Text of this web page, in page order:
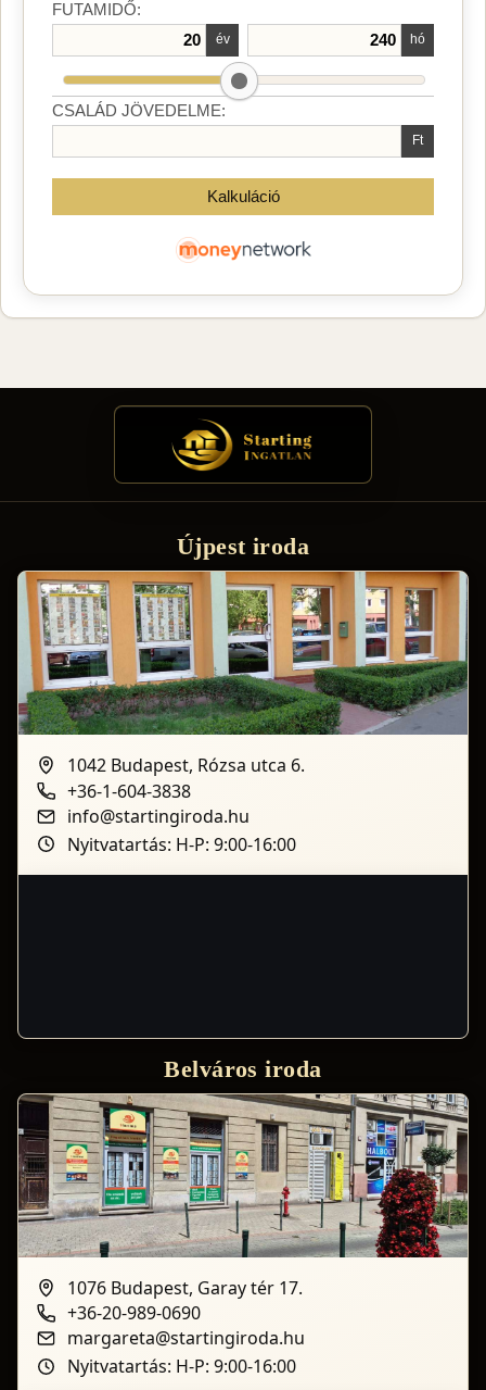
Újpest iroda
1042 Budapest, Rózsa utca 6.
+36-1-604-3838
info@startingiroda.hu
Nyitvatartás: H-P: 9:00-16:00
Belváros iroda
1076 Budapest, Garay tér 17.
+36-20-989-0690
margareta@startingiroda.hu
Nyitvatartás: H-P: 9:00-16:00